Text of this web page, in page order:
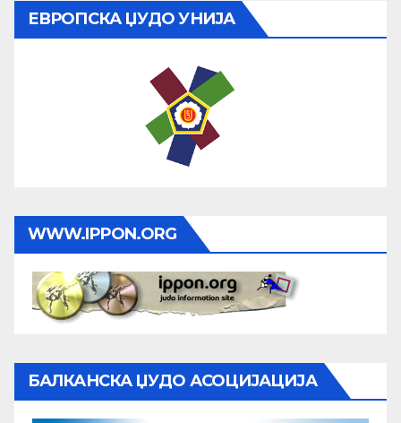
ЕВРОПСКА ЏУДО УНИЈА
WWW.IPPON.ORG
БАЛКАНСКА ЏУДО АСОЦИЈАЦИЈА